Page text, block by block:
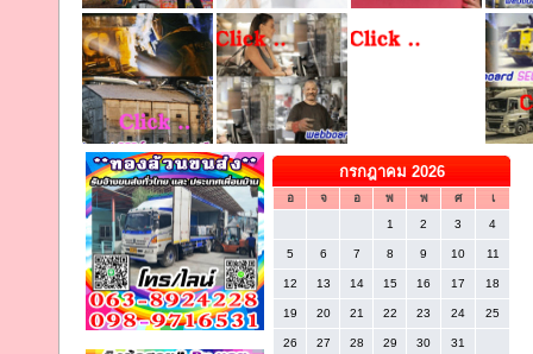
กรกฎาคม 2026
อ จ อ พ พ ศ
เ
1
2 3 4
5 6 7 8 9 10 11
12 13 14 15 16 17 18
19 20 21 22 23 24 25
26 27 28 29 30 31